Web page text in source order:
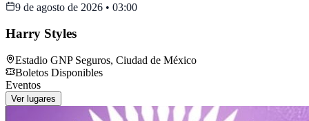
9 de agosto de 2026 • 03:00
Harry Styles
Estadio GNP Seguros, Ciudad de México
Boletos Disponibles
Eventos
Ver lugares